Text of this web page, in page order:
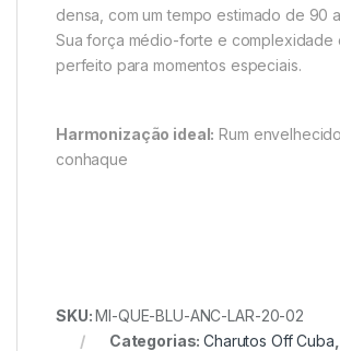
densa, com um tempo estimado de 90 a
Sua força médio-forte e complexidade
perfeito para momentos especiais.
Harmonização ideal: Rum
conhaque
SKU:MI-QUE-BLU-ANC-LAR-20-02
Categorias:Charutos Off Cuba